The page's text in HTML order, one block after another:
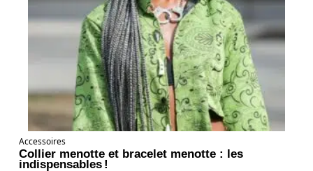
Accessoires
Collier menotte et bracelet menotte : les
indispensables !